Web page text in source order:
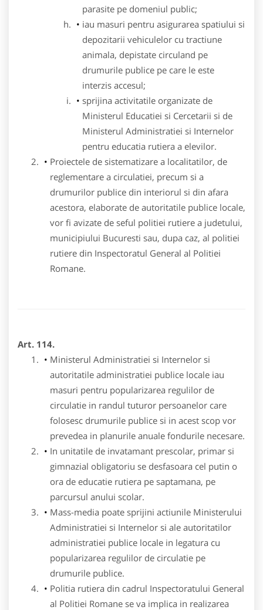
parasite pe domeniul public;
iau masuri pentru asigurarea spatiului si
depozitarii vehiculelor cu tractiune
animala, depistate circuland pe
drumurile publice pe care le este
interzis accesul;
sprijina activitatile organizate de
Ministerul Educatiei si Cercetarii si de
Ministerul Administratiei si Internelor
pentru educatia rutiera a elevilor.
Proiectele de sistematizare a localitatilor, de
reglementare a circulatiei, precum si a
drumurilor publice din interiorul si din afara
acestora, elaborate de autoritatile publice locale,
vor fi avizate de seful politiei rutiere a judetului,
municipiului Bucuresti sau, dupa caz, al politiei
rutiere din Inspectoratul General al Politiei
Romane.
Art. 114.
Ministerul Administratiei si Internelor si
autoritatile administratiei publice locale iau
masuri pentru popularizarea regulilor de
circulatie in randul tuturor persoanelor care
folosesc drumurile publice si in acest scop vor
prevedea in planurile anuale fondurile necesare.
In unitatile de invatamant prescolar, primar si
gimnazial obligatoriu se desfasoara cel putin o
ora de educatie rutiera pe saptamana, pe
parcursul anului scolar.
Mass-media poate sprijini actiunile Ministerului
Administratiei si Internelor si ale autoritatilor
administratiei publice locale in legatura cu
popularizarea regulilor de circulatie pe
drumurile publice.
Politia rutiera din cadrul Inspectoratului General
al Politiei Romane se va implica in realizarea